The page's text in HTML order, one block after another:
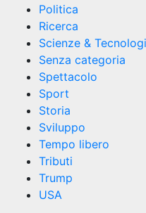
Politica
Ricerca
Scienze &
Senza categoria
Spettacolo
Sport
Storia
Sviluppo
Tempo libero
Tributi
Trump
USA